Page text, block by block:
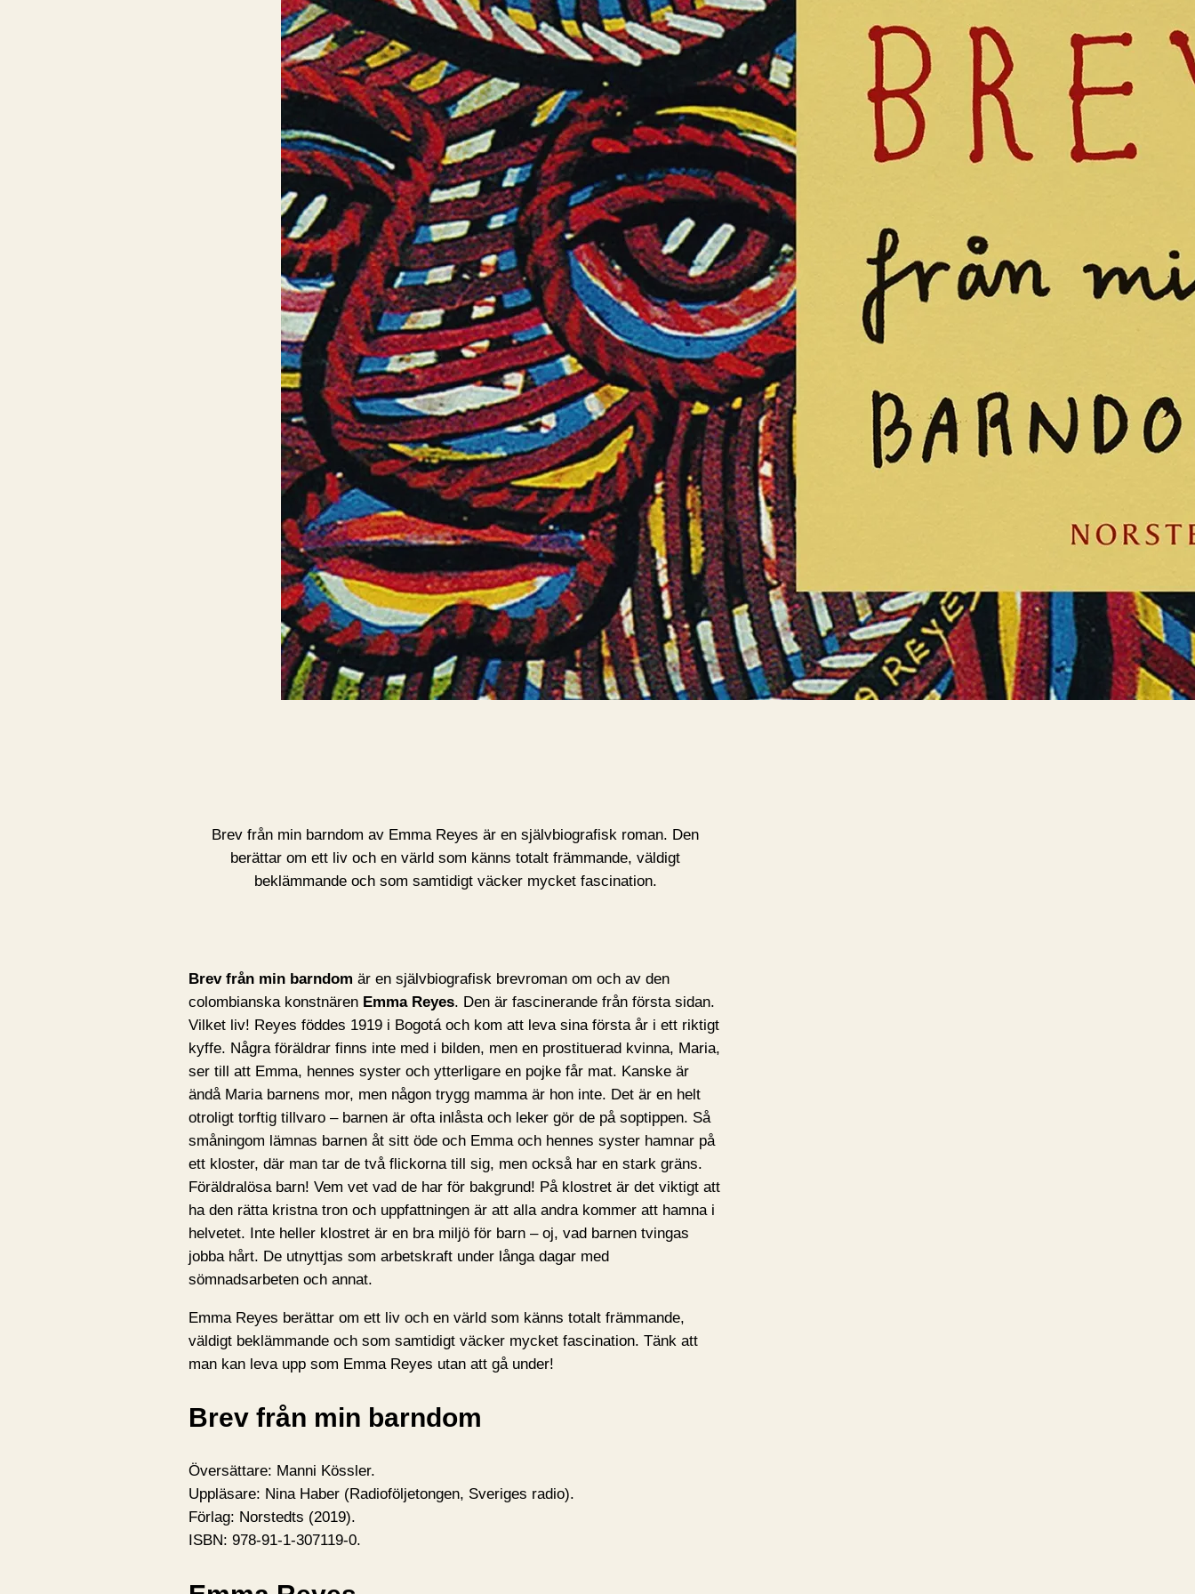
Brev från min barndom av Emma Reyes är en självbiografisk roman. Den
berättar om ett liv och en värld som känns totalt främmande, väldigt
beklämmande och som samtidigt väcker mycket fascination.
Brev från min barndom är en självbiografisk brevroman om och av den
colombianska konstnären Emma Reyes. Den är fascinerande från första sidan.
Vilket liv! Reyes föddes 1919 i Bogotá och kom att leva sina första år i ett riktigt
kyffe. Några föräldrar finns inte med i bilden, men en prostituerad kvinna, Maria,
ser till att Emma, hennes syster och ytterligare en pojke får mat. Kanske är
ändå Maria barnens mor, men någon trygg mamma är hon inte. Det är en helt
otroligt torftig tillvaro – barnen är ofta inlåsta och leker gör de på soptippen. Så
småningom lämnas barnen åt sitt öde och Emma och hennes syster hamnar på
ett kloster, där man tar de två flickorna till sig, men också har en stark gräns.
Föräldralösa barn! Vem vet vad de har för bakgrund! På klostret är det viktigt att
ha den rätta kristna tron och uppfattningen är att alla andra kommer att hamna i
helvetet. Inte heller klostret är en bra miljö för barn – oj, vad barnen tvingas
jobba hårt. De utnyttjas som arbetskraft under långa dagar med
sömnadsarbeten och annat.
Emma Reyes berättar om ett liv och en värld som känns totalt främmande,
väldigt beklämmande och som samtidigt väcker mycket fascination. Tänk att
man kan leva upp som Emma Reyes utan att gå under!
Brev från min barndom
Översättare: Manni Kössler.
Uppläsare: Nina Haber (Radioföljetongen, Sveriges radio).
Förlag: Norstedts (2019).
ISBN: 978-91-1-307119-0.
BokblommaomRent hus av Alia
Trabucco Zerán